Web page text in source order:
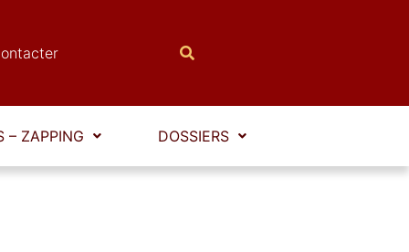
– ZAPPING DOSSIERS